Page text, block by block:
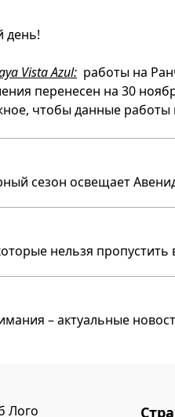
день!
Vista Azul: работы на
перенесен на 30
чтобы данные
сезон освещает
нельзя пропустить
– актуальные